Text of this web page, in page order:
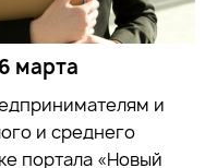
марта
и
и среднего
портала «Новый